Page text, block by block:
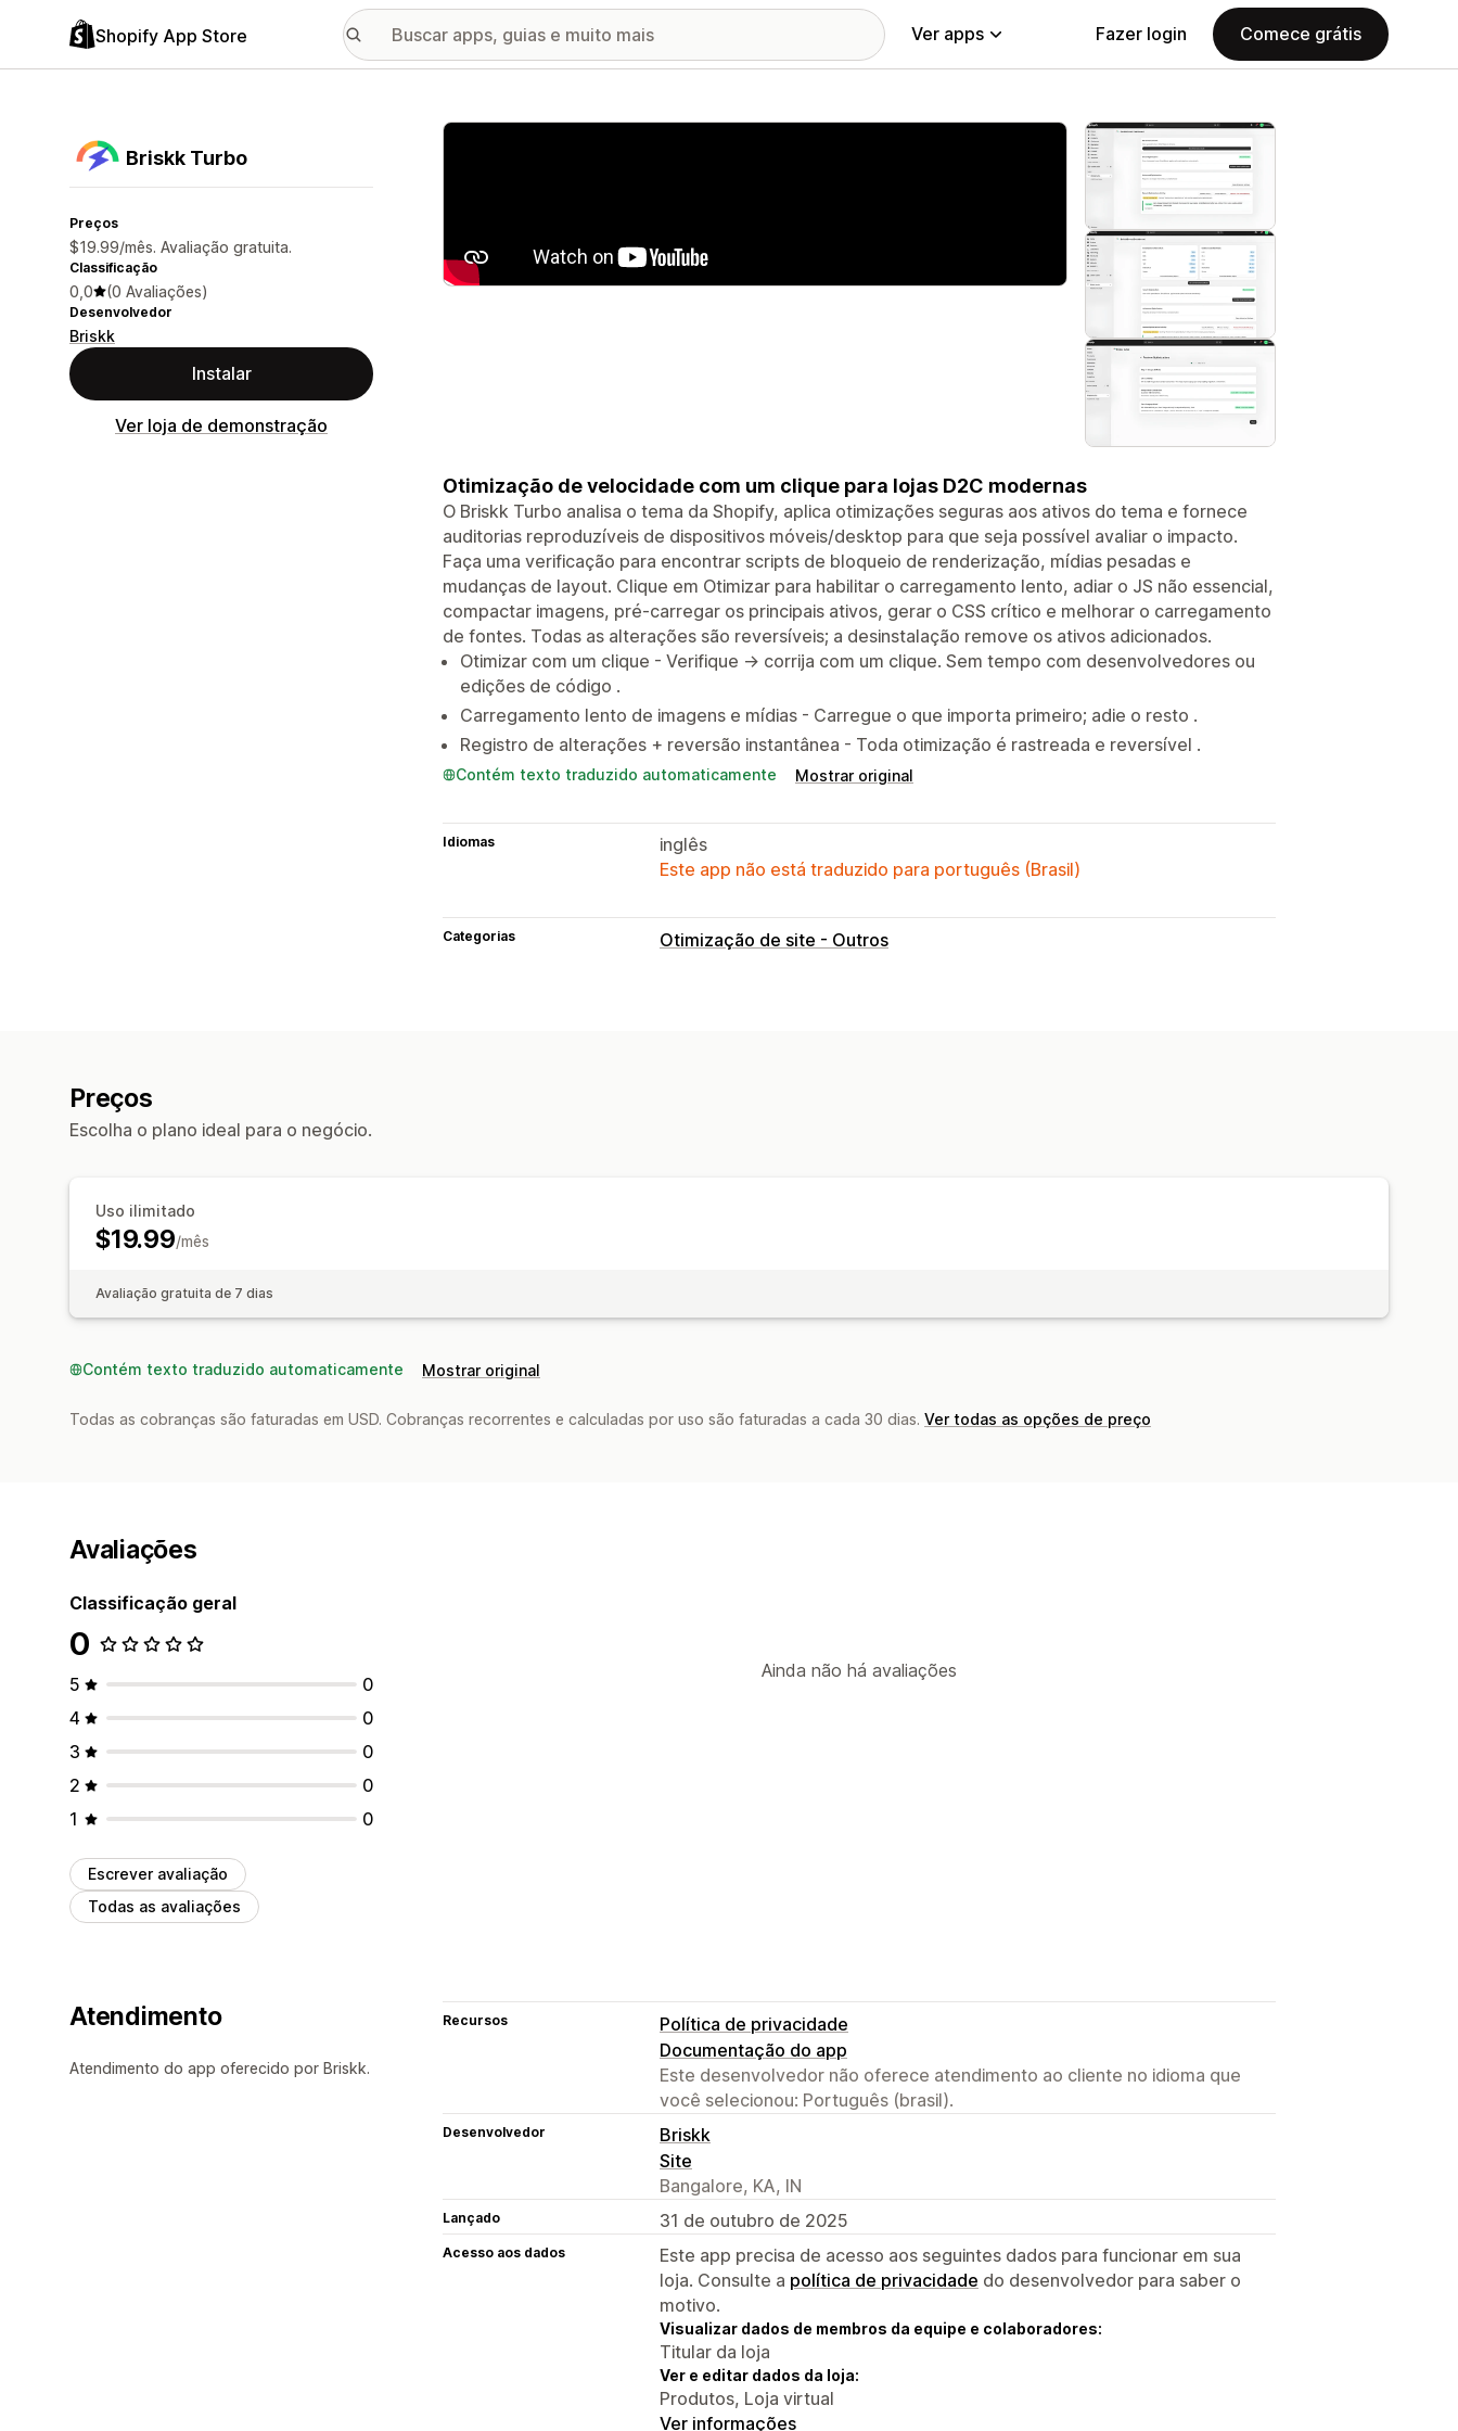
Shopify App Store Ver apps Fazer login Comece grátis
Briskk Turbo
Preços
$19.99/mês. Avaliação gratuita.
Classificação
0,0 (0 Avaliações)
Desenvolvedor
Briskk
Instalar
Ver loja de demonstração
Galeria de imagens em destaque
Otimização de velocidade com um clique para lojas D2C modernas
O Briskk Turbo analisa o tema da Shopify, aplica otimizações seguras aos ativos do tema e fornece
auditorias reproduzíveis de dispositivos móveis/desktop para que seja possível avaliar o impacto.
Faça uma verificação para encontrar scripts de bloqueio de renderização, mídias pesadas e
mudanças de layout. Clique em Otimizar para habilitar o carregamento lento, adiar o JS não essencial,
compactar imagens, pré-carregar os principais ativos, gerar o CSS crítico e melhorar o carregamento
de fontes. Todas as alterações são reversíveis; a desinstalação remove os ativos adicionados.
Otimizar com um clique - Verifique → corrija com um clique. Sem tempo com desenvolvedores ou
edições de código .
Carregamento lento de imagens e mídias - Carregue o que importa primeiro; adie o resto .
Registro de alterações + reversão instantânea - Toda otimização é rastreada e reversível .
Contém texto traduzido automaticamente Mostrar original
Idiomas
inglês
Este app não está traduzido para português (Brasil)
Categorias Otimização de site - Outros
Preços
Escolha o plano ideal para o negócio.
Uso ilimitado
$19.99/mês
Avaliação gratuita de 7 dias
Contém texto traduzido automaticamente Mostrar original
Todas as cobranças são faturadas em USD. Cobranças recorrentes e calculadas por uso são faturadas a cada 30 dias. Ver todas as opções de preço
Avaliações
Classificação geral
0
5
0
4
0
3
0
2
0
1
0
Escrever avaliação
Todas as avaliações
Ainda não há avaliações
Atendimento
Atendimento do app oferecido por Briskk.
Recursos
Política de privacidade
Documentação do app
Este desenvolvedor não oferece atendimento ao cliente no idioma que
você selecionou: Português (brasil).
Desenvolvedor
Briskk
Site
Bangalore, KA, IN
Lançado 31 de outubro de 2025
Acesso aos dados
Este app precisa de acesso aos seguintes dados para funcionar em sua
loja. Consulte a política de privacidade do desenvolvedor para saber o
motivo.
Visualizar dados de membros da equipe e colaboradores:
Titular da loja
Ver e editar dados da loja:
Produtos, Loja virtual
Ver informações